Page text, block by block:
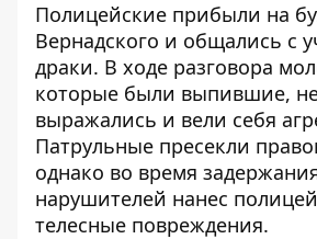
Полицейские прибыли на
Вернадского и общались с
драки. В ходе разговора
которые были выпившие,
выражались и вели себя
Патрульные пресекли
однако во время
нарушителей нанес
телесные повреждения.